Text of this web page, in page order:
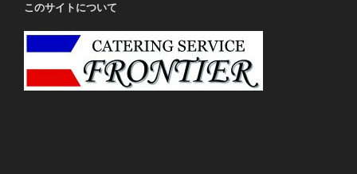
このサイトについて